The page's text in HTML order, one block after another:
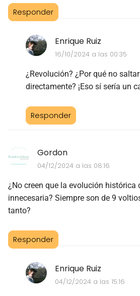
Responder
Enrique Ruiz
16/10/2024 a las 00:35
¿Revolución? ¿Por qué no
directamente? ¡Eso sí sería un
Responder
Gordon
04/12/2024 a las 08:16
¿No creen que la evolución histórica
innecesaria? Siempre son de 9
tanto?
Responder
Enrique Ruiz
04/12/2024 a las 15:16